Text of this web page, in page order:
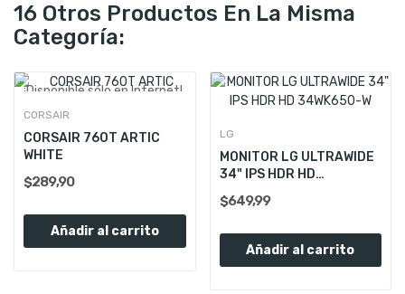
16 Otros Productos En La Misma
Categoría:
¡Disponible sólo en Internet!
CORSAIR
CORSAIR 760T ARTIC
WHITE
$289,90
Añadir al carrito
LG
MONITOR LG ULTRAWIDE
34" IPS HDR HD
$649,99
Añadir al carrito